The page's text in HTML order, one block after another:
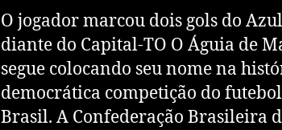
O jogador marcou dois gols do
diante do Capital-TO O Águia de
segue colocando seu nome na
democrática competição do
Brasil. A Confederação Brasileira